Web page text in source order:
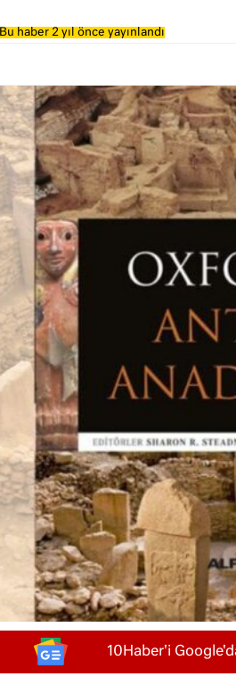
Bu haber 2 yıl önce yayınlandı
10Haber'i